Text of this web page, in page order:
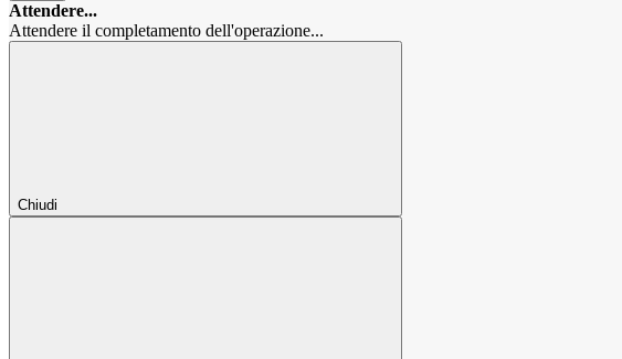
Attendere...
Attendere il completamento dell'operazione...
Chiudi